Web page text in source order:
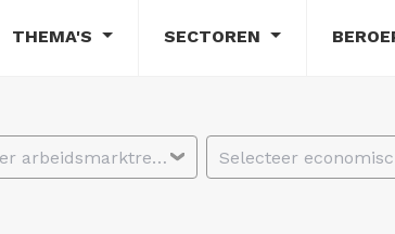
THEMA'S SECTOREN
Selecteer arbeidsmarktregio